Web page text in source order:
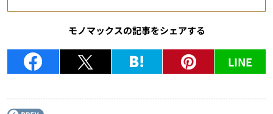
モノマックスの記事をシェアする
LINE